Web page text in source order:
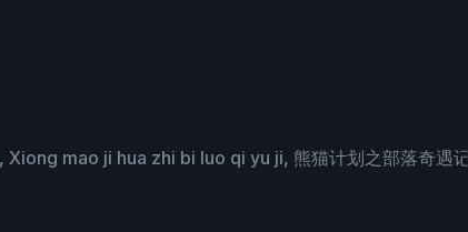
mao ji hua zhi bi luo qi yu ji, 熊猫计划之部落奇遇